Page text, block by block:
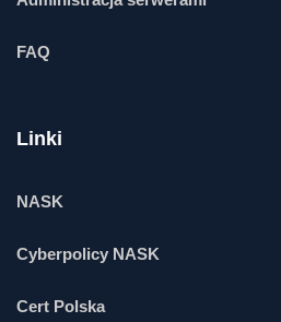
FAQ
Linki
NASK
Cyberpolicy NASK
Cert Polska